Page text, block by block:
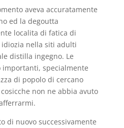
aveva accuratamente
ed la degoutta
localita di fatica di
nella siti adulti
distilla ingegno. Le
specialmente
di popolo di cercano
non ne abbia avuto
di nuovo successivamente